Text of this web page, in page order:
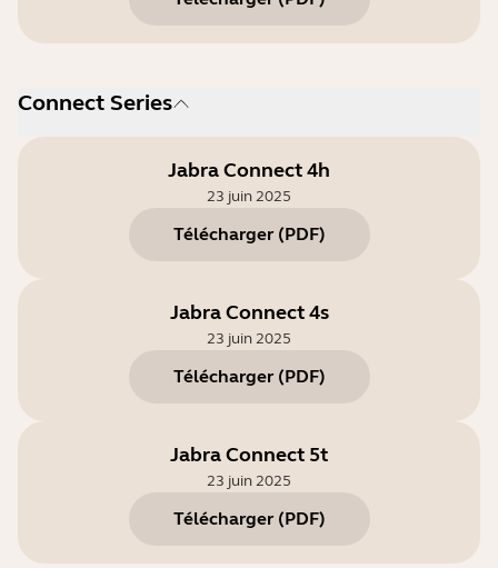
Connect Series
Jabra Connect 4h
23 juin 2025
Télécharger (PDF)
Jabra Connect 4s
23 juin 2025
Télécharger (PDF)
Jabra Connect 5t
23 juin 2025
Télécharger (PDF)